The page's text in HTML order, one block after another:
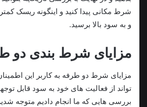
شرط مکانی پیدا کنید و اینگونه ریسک
و به سود بالا برسید.
مزایای شرط بندی دو
مزایای شرط دو طرفه به کاربر این
تواند از فعالیت های خود به سود قابل
بررسی هایی که ما انجام دادیم متوجه